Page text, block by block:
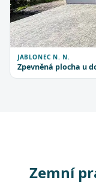
JABLONEC N. N.
Zpevněná plocha u
Zemní